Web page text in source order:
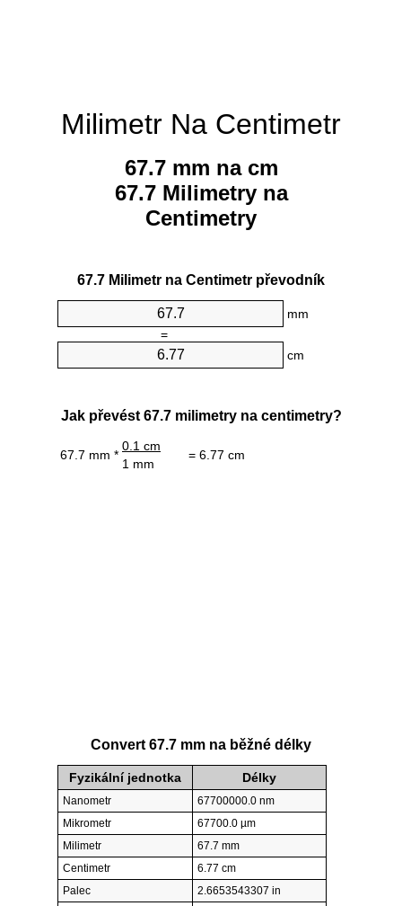
Milimetr Na Centimetr
67.7 mm na cm
67.7 Milimetry na
Centimetry
67.7 Milimetr na Centimetr převodník
mm
=
cm
Jak převést 67.7 milimetry na centimetry?
67.7 mm *
0.1 cm
= 6.77 cm
1 mm
Convert 67.7 mm na běžné délky
Fyzikální jednotka Délky
Nanometr
67700000.0 nm
Mikrometr
67700.0 µm
Milimetr
67.7 mm
Centimetr
6.77 cm
Palec
2.6653543307 in